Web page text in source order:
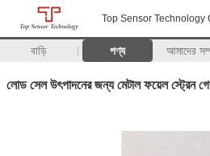
Top Sensor Technology
বাড়ি পণ্য আমাদের
লোড সেল উৎপাদনের জন্য মেটাল ফয়েল স্ট্রেন